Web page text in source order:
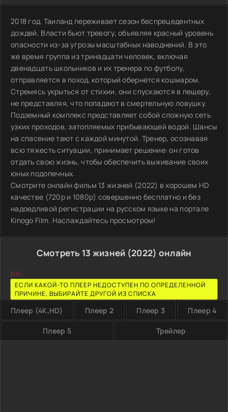
2018 год. Таиланд переживает сезон беспрецедентных
дождей. Власти бьют тревогу, объявляя красный уровень
опасности из-за угрозы масштабных наводнений. В это
же время группа из тринадцати человек, включая
двенадцать школьников и их тренера по футболу,
отправляется в поход, который обернется кошмаром.
Стремясь укрыться от стихии, они спускаются в пещеру,
не представляя, что попадают в смертельную ловушку.
Подземный комплекс представляет собой сложную сеть
узких проходов, затопляемых прибывающей водой. Шансы
на спасение тают с каждой минутой. Тренер, осознавая
всю тяжесть ситуации, принимает решение: он готов
отдать свою жизнь, чтобы обеспечить выживание своих
юных подопечных.
Смотрите онлайн фильм 13 жизней (2022) в хорошем HD
качестве (720p и 1080p) совершенно бесплатно и без
надоедливой регистрации на русском языке на портале
Kinogo Film. Наслаждайтесь просмотром!
Смотреть 13 жизней (2022) онлайн
!!!!:
ЕСЛИ КАКОЙ-ТО ПЛЕЕР НЕДОСТУПЕН ПО ОПРЕДЕЛЕННОЙ
ПРИЧИНЕ, ВЫБИРАЙТЕ ДРУГОЙ ИЗ СПИСКА
Плеер (4K,HD) Плеер 2 Плеер 3 Плеер 4
Плеер 5 Трейлер